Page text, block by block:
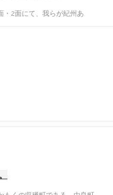
・2面にて、我らが紀州あ